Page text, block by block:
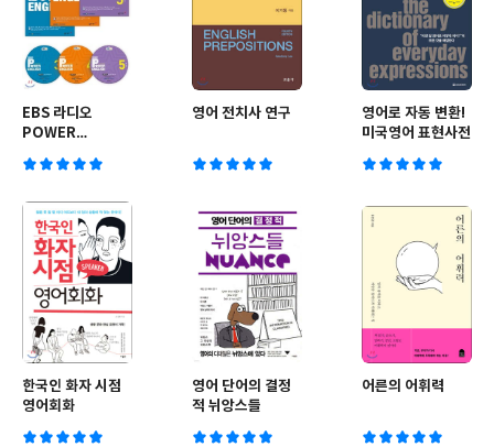
EBS 라디오
POWER
어회화 (월간) : 20
트 [2020년]
영어 전치사 연구
영어로 자동 변환!
미국영어 표현사전
한국인 화자 시점
영어회화
영어 단어의 결정
적 뉘앙스들
어른의 어휘력